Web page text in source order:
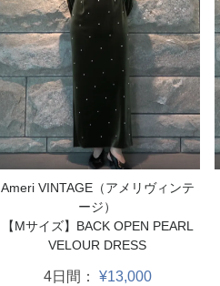
Ameri VINTAGE（アメリヴィンテ
ージ）
【Mサイズ】BACK OPEN PEARL
VELOUR DRESS
4日間： ¥13,000